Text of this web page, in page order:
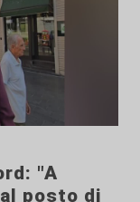
"A
posto di